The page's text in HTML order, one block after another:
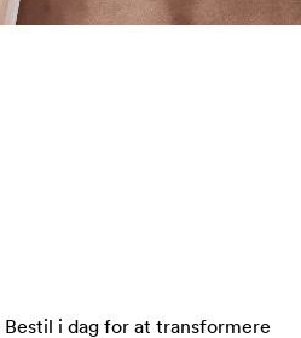
Bestil i dag for at transformere